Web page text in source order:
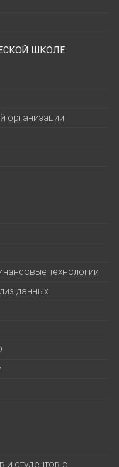
ШКОЛЕ
организации
технологии
данных
и студентов с